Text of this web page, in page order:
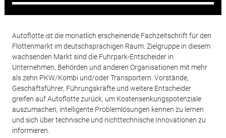
Autoflotte ist die monatlich erscheinende Fachzeitschrift für den
Flottenmarkt im deutschsprachigen Raum. Zielgruppe in diesem
wachsenden Markt sind die Fuhrpark-Entscheider in
Unternehmen, Behörden und anderen Organisationen mit mehr
als zehn PKW/Kombi und/oder Transportern. Vorstände,
Geschäftsführer, Führungskräfte und weitere Entscheider
greifen auf Autoflotte zurück, um Kostensenkungspotenziale
auszumachen, intelligente Problemlösungen kennen zu lernen
und sich über technische und nichttechnische Innovationen zu
informieren.